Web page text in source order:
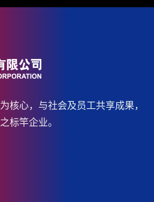
核心，与社会及员工共享成果，
标竿企业。